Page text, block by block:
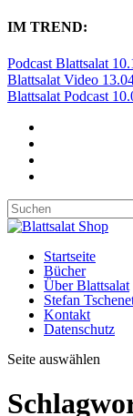
IM TREND:
Podcast Blattsalat
Blattsalat Video
Blattsalat Podcast
Startseite
Bücher
Über Blattsalat
Stefan
Kontakt
Datenschutz
Seite auswählen